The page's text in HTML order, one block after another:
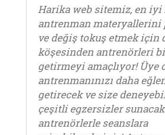
Harika web sitemiz, en iyi
antrenman materyallerini
ve değiş tokuş etmek için
köşesinden antrenörleri
getirmeyi amaçlıyor! Üye
antrenmanınızı daha
getirecek ve size
çeşitli egzersizler
antrenörlerle seanslara